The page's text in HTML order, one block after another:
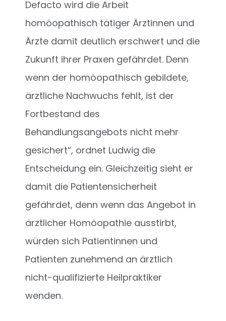
Defacto wird die Arbeit
homöopathisch tätiger Ärztinnen und
Ärzte damit deutlich erschwert und die
Zukunft ihrer Praxen gefährdet. Denn
wenn der homöopathisch gebildete,
ärztliche Nachwuchs fehlt, ist der
Fortbestand des
Behandlungsangebots nicht mehr
gesichert“, ordnet Ludwig die
Entscheidung ein. Gleichzeitig sieht er
damit die Patientensicherheit
gefährdet, denn wenn das Angebot in
ärztlicher Homöopathie ausstirbt,
würden sich Patientinnen und
Patienten zunehmend an ärztlich
nicht-qualifizierte Heilpraktiker
wenden.